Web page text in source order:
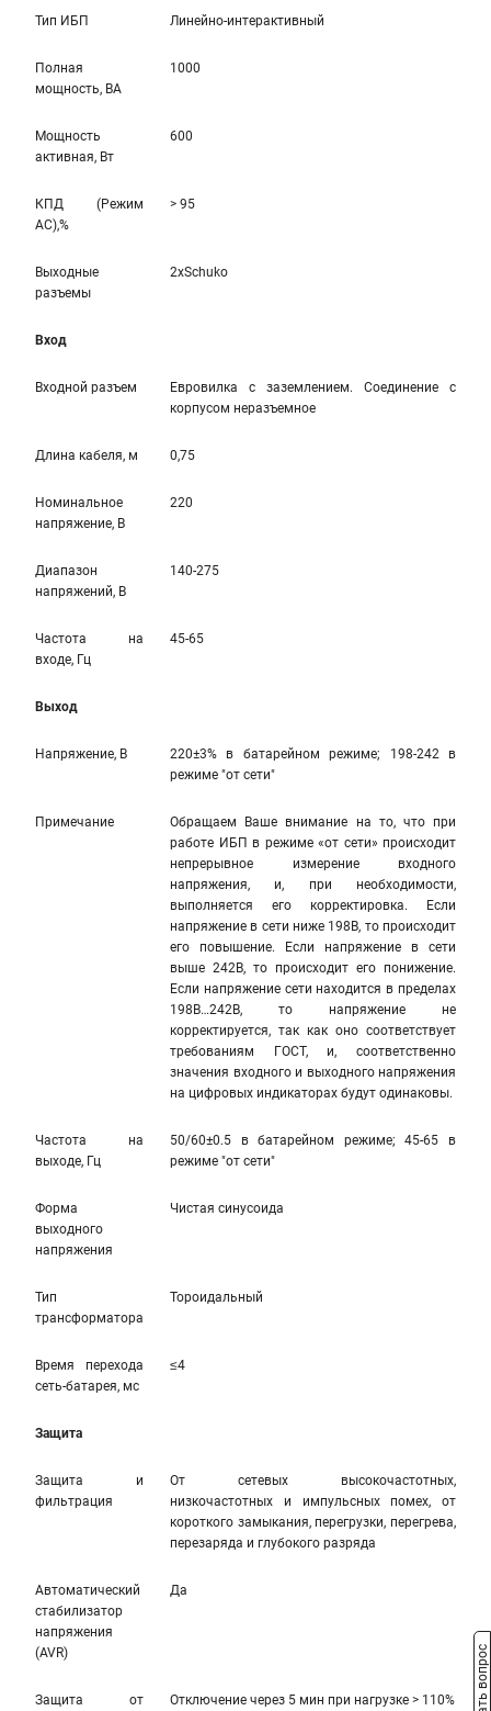
Тип ИБП Линейно-интерaктивный
Полная
мощность, ВА
1000
Мощность
активная, Вт
600
КПД (Режим
AC),%
> 95
Выходные
разъемы
2xSchuko
Вход
Входной разъем
Евровилка с заземлением. Соединение с
корпусом неразъемное
Длина кабеля, м 0,75
Номинальное
напряжение, В
220
Диапазон
напряжений, В
140-275
Частота на
входе, Гц
45-65
Выход
Напряжение, В
220±3% в батарейном режиме; 198-242 в
режиме "от сети"
Примечание
Обращаем Ваше внимание на то, что при
работе ИБП в режиме «от сети» происходит
непрерывное измерение входного
напряжения, и, при необходимости,
выполняется его корректировка. Если
напряжение в сети ниже 198В, то происходит
его повышение. Если напряжение в сети
выше 242В, то происходит его понижение.
Если напряжение сети находится в пределах
198В…242В, то напряжение не
корректируется, так как оно соответствует
требованиям ГОСТ, и, соответственно
значения входного и выходного напряжения
на цифровых индикаторах будут одинаковы.
Частота на
выходе, Гц
50/60±0.5 в батарейном режиме; 45-65 в
режиме "от сети"
Форма
выходного
напряжения
Чистая синусоида
Тип
трансформатора
Тороидальный
Время перехода
сеть-батарея, мс
≤4
Защита
Защита и
фильтрация
От сетевых высокочастотных,
низкочастотных и импульсных помех, от
короткого замыкания, перегрузки, перегрева,
перезаряда и глубокого разряда
Автоматический
стабилизатор
напряжения
(AVR)
Да
Защита от Отключение через 5 мин при нагрузке > 110%